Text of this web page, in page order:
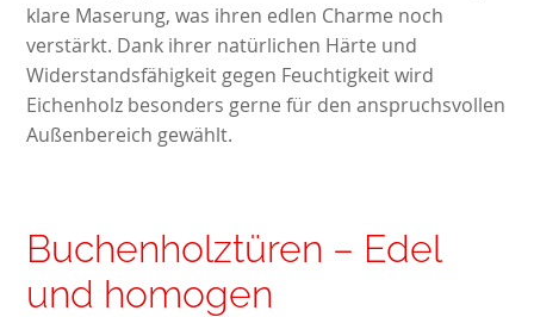
klare Maserung, was ihren edlen Charme noch
verstärkt. Dank ihrer natürlichen Härte und
Widerstandsfähigkeit gegen Feuchtigkeit wird
Eichenholz besonders gerne für den anspruchsvollen
Außenbereich gewählt.
Buchenholztüren – Edel
und homogen